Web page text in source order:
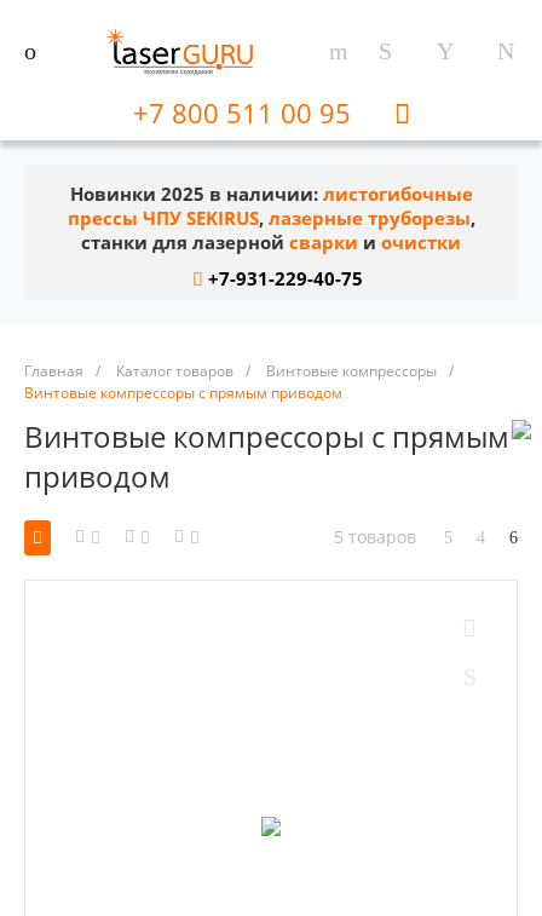
+7 800 511 00 95
Новинки 2025 в наличии: листогибочные
прессы ЧПУ SEKIRUS, лазерные труборезы,
станки для лазерной сварки и очистки
+7-931-229-40-75
Главная / Каталог товаров / Винтовые компрессоры
/
Винтовые компрессоры с прямым приводом
Винтовые компрессоры с прямым
приводом
5 товаров